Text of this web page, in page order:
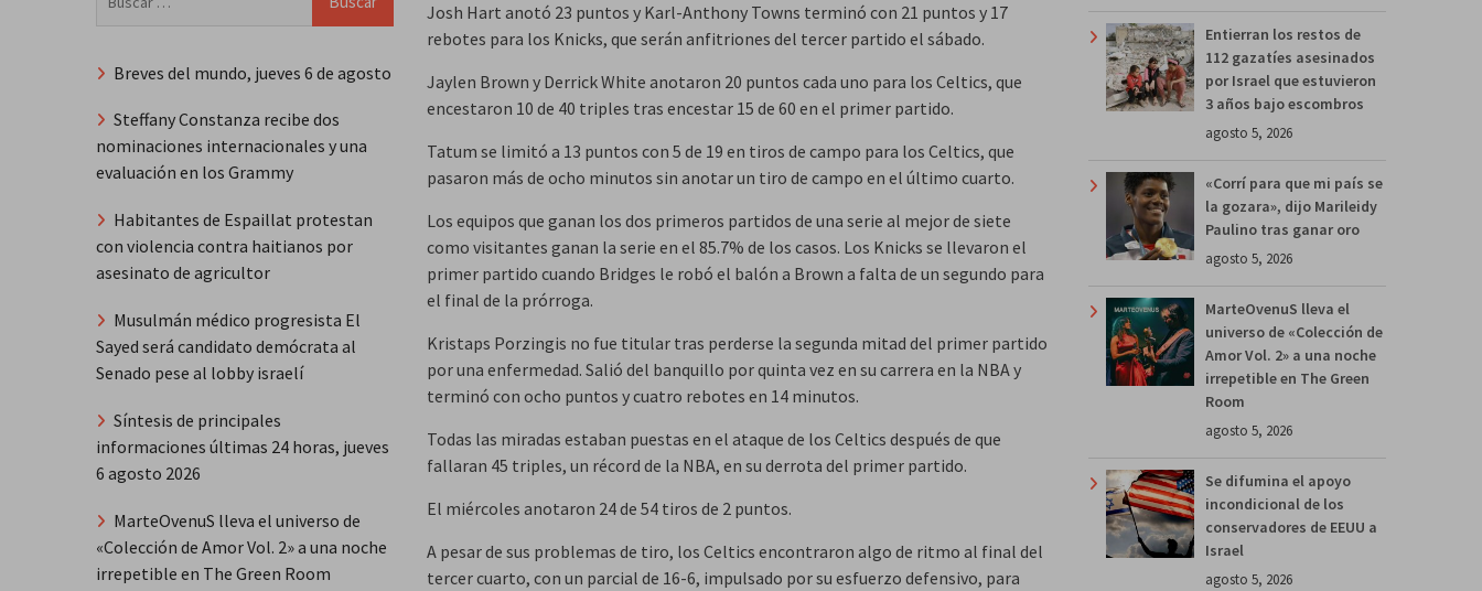
Josh Hart anotó 23 puntos y Karl-Anthony Towns terminó con 21 puntos y 17
rebotes para los Knicks, que serán anfitriones del tercer partido el sábado.
Jaylen Brown y Derrick White anotaron 20 puntos cada uno para los Celtics, que
encestaron 10 de 40 triples tras encestar 15 de 60 en el primer partido.
Tatum se limitó a 13 puntos con 5 de 19 en tiros de campo para los Celtics, que
pasaron más de ocho minutos sin anotar un tiro de campo en el último cuarto.
Los equipos que ganan los dos primeros partidos de una serie al mejor de siete
como visitantes ganan la serie en el 85.7% de los casos. Los Knicks se llevaron el
primer partido cuando Bridges le robó el balón a Brown a falta de un segundo para
el final de la prórroga.
Kristaps Porzingis no fue titular tras perderse la segunda mitad del primer partido
por una enfermedad. Salió del banquillo por quinta vez en su carrera en la NBA y
terminó con ocho puntos y cuatro rebotes en 14 minutos.
Todas las miradas estaban puestas en el ataque de los Celtics después de que
fallaran 45 triples, un récord de la NBA, en su derrota del primer partido.
El miércoles anotaron 24 de 54 tiros de 2 puntos.
A pesar de sus problemas de tiro, los Celtics encontraron algo de ritmo al final del
tercer cuarto, con un parcial de 16-6, impulsado por su esfuerzo defensivo, para
Entierran los restos de
112 gazatíes asesinados
por Israel que estuvieron
3 años bajo escombros
agosto 5, 2026
«Corrí para que mi país se
la gozara», dijo Marileidy
Paulino tras ganar oro
agosto 5, 2026
MarteOvenuS lleva el
universo de «Colección de
Amor Vol. 2» a una noche
irrepetible en The Green
Room
agosto 5, 2026
Se difumina el apoyo
incondicional de los
conservadores de EEUU a
Israel
agosto 5, 2026
Breves del mundo, jueves 6 de agosto
Steffany Constanza recibe dos
nominaciones internacionales y una
evaluación en los Grammy
Habitantes de Espaillat protestan
con violencia contra haitianos por
asesinato de agricultor
Musulmán médico progresista El
Sayed será candidato demócrata al
Senado pese al lobby israelí
Síntesis de principales
informaciones últimas 24 horas, jueves
6 agosto 2026
MarteOvenuS lleva el universo de
«Colección de Amor Vol. 2» a una noche
irrepetible en The Green Room